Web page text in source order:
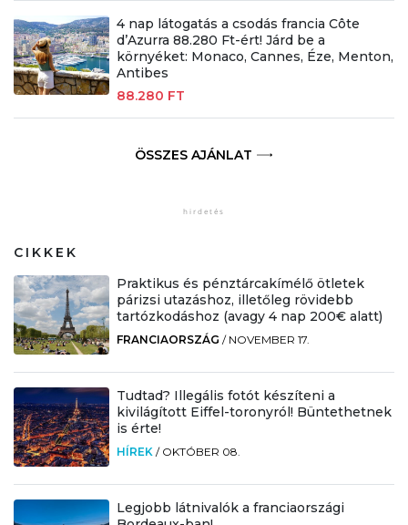
4 nap látogatás a csodás francia Côte
d’Azurra 88.280 Ft-ért! Járd be a
környéket: Monaco, Cannes, Éze, Menton,
Antibes
88.280 FT
ÖSSZES AJÁNLAT
CIKKEK
Praktikus és pénztárcakímélő ötletek
párizsi utazáshoz, illetőleg rövidebb
tartózkodáshoz (avagy 4 nap 200€ alatt)
FRANCIAORSZÁG / NOVEMBER 17.
Tudtad? Illegális fotót készíteni a
kivilágított Eiffel-toronyról! Büntethetnek
is érte!
HÍREK / OKTÓBER 08.
Legjobb látnivalók a franciaországi